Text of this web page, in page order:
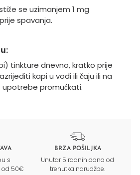
se uzimanjem 1 mg
spavanja.
tinkture dnevno, kratko prije
kapi u vodi ili čaju ili na
upotrebe promućkati.
s
50€
BRZA POŠILJKA
Unutar 5 radnih dana od
trenutka narudžbe.